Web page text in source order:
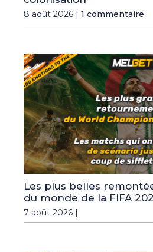
8 août 2026 | 1 commentaire
Les plus belles
du monde de la FIFA
7 août 2026 |